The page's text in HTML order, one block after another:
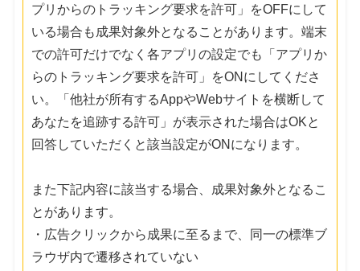
プリからのトラッキング要求を許可」をOFFにして
いる場合も成果対象外となることがあります。端末
での許可だけでなく各アプリの設定でも「アプリか
らのトラッキング要求を許可」をONにしてくださ
い。「他社が所有するAppやWebサイトを横断して
あなたを追跡する許可」が表示された場合はOKと
回答していただくと該当設定がONになります。
また下記内容に該当する場合、成果対象外となるこ
とがあります。
・広告クリックから成果に至るまで、同一の標準ブ
ラウザ内で遷移されていない